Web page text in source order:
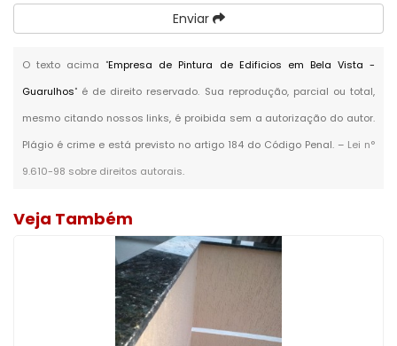
Enviar
O texto acima "Empresa de Pintura de Edificios em Bela Vista -
Guarulhos" é de direito reservado. Sua reprodução, parcial ou total,
mesmo citando nossos links, é proibida sem a autorização do autor.
Plágio é crime e está previsto no artigo 184 do Código Penal. – Lei n°
9.610-98 sobre direitos autorais.
Veja Também